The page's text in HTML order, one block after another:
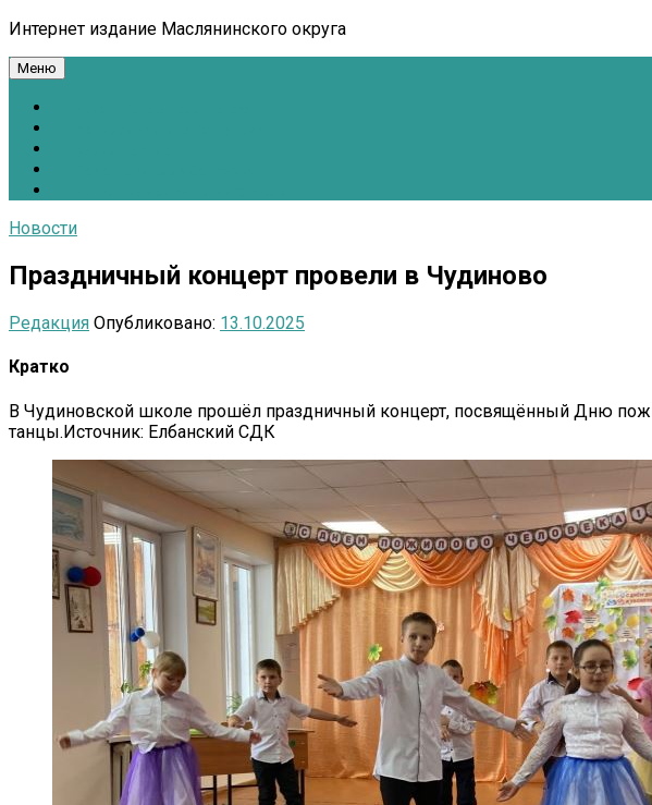
Интернет издание Маслянинского округа
Меню
Новости
Праздничный концерт провели в Чудиново
Редакция Опубликовано: 13.10.2025
Кратко
В Чудиновской школе прошёл праздничный концерт, посвящённый Дню
танцы.Источник: Елбанский СДК